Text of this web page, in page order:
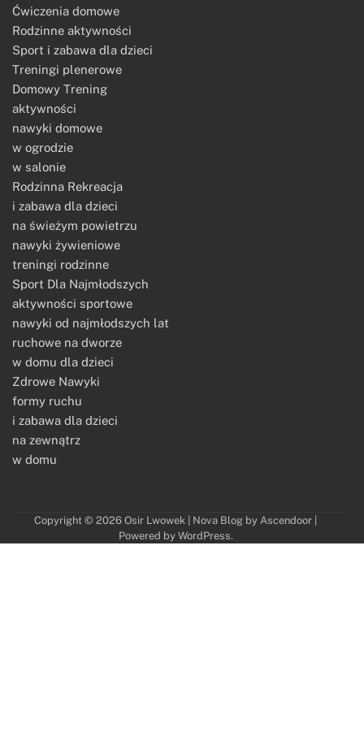
Ćwiczenia domowe
Rodzinne aktywności
Sport i zabawa dla dzieci
Treningi plenerowe
Domowy Trening
aktywności
nawyki domowe
w ogrodzie
w salonie
Rodzinna Rekreacja
i zabawa dla dzieci
na świeżym powietrzu
nawyki żywieniowe
treningi rodzinne
Sport Dla Najmłodszych
aktywności sportowe
nawyki od najmłodszych lat
ruchowe na dworze
w domu dla dzieci
Zdrowe Nawyki
formy ruchu
i zabawa dla dzieci
na zewnątrz
w domu
Copyright © 2026 Osir Lwowek | Nova Blog by Ascendoor
Powered by WordPress.